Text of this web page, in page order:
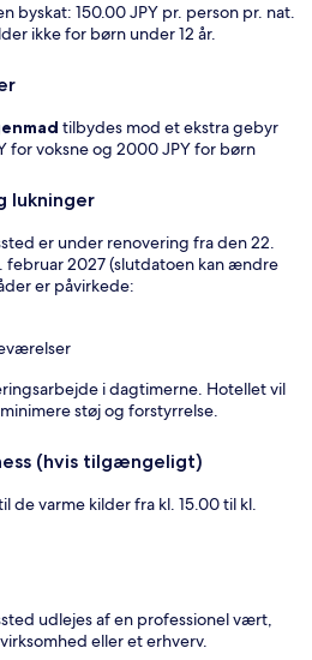
byskat: 150.00 JPY pr. person pr. nat.
ikke for børn under 12 år.
tilbydes mod et ekstra gebyr
for voksne og 2000 JPY for børn
lukninger
er under renovering fra den 22.
februar 2027 (slutdatoen kan ændre
er påvirkede:
i dagtimerne. Hotellet vil
støj og forstyrrelse.
(hvis tilgængeligt)
de varme kilder fra kl. 15.00 til kl.
udlejes af en professionel vært,
eller et erhverv.